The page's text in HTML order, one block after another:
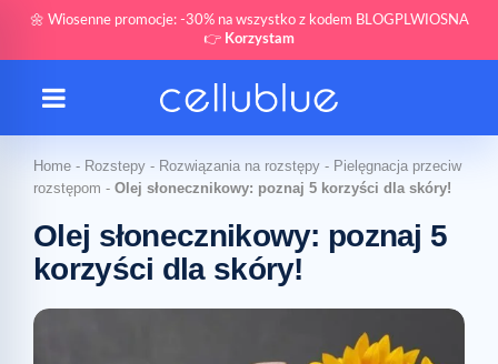
🌼 Wiosenne promocje: -30% na wszystko z kodem BLOGPLWIOSNA
👉 Korzystam
Home - Rozstepy - Rozwiązania na rozstępy - Pielęgnacja przeciw
rozstępom - Olej słonecznikowy: poznaj 5 korzyści dla skóry!
Olej słonecznikowy: poznaj 5
korzyści dla skóry!